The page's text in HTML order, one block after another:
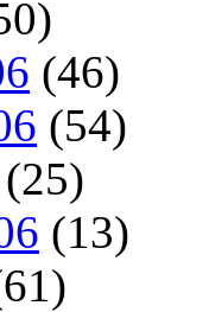
(46)
(54)
(25)
(13)